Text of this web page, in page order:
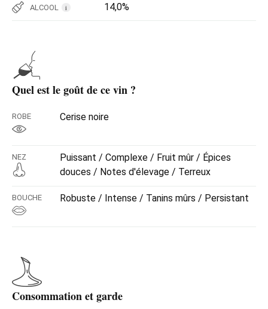
ALCOOL i 14,0%
Quel est le goût de ce vin ?
ROBE Cerise noire
NEZ
Puissant / Complexe / Fruit mûr / Épices
douces / Notes d'élevage / Terreux
BOUCHE Robuste / Intense / Tanins mûrs / Persistant
Consommation et garde